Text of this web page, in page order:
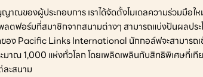
ณของผู้ประกอบการ เราได้จัดตั้งโมเดลความร่วมมือใ
ลตฟอร์มที่สมาชิกจากสนามต่างๆ สามารถแบ่งปันผลปร
อง Pacific Links International นักกอล์ฟจะสามารถ
มาณ 1,000 แห่งทั่วโลก โดยเพลิดเพลินกับสิทธิพิเศษที่เที
ะสนาม